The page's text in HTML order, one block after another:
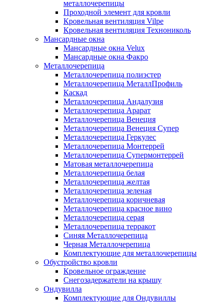
металлочерепицы
Проходной элемент для кровли
Кровельная вентиляция Vilpe
Кровельная вентиляция Технониколь
Мансардные окна
Мансардные окна Velux
Мансардные окна Факро
Металлочерепица
Металлочерепица полиэстер
Металлочерепица МеталлПрофиль
Каскад
Металлочерепица Андалузия
Металлочерепица Арарат
Металлочерепица Венеция
Металлочерепица Венеция Супер
Металлочерепица Геркулес
Металлочерепица Монтеррей
Металлочерепица Супермонтеррей
Матовая металлочерепица
Металлочерепица белая
Металлочерепица желтая
Металлочерепица зеленая
Металлочерепица коричневая
Металлочерепица красное вино
Металлочерепица серая
Металлочерепица терракот
Синяя Металлочерепица
Черная Металлочерепица
Комплектующие для металлочерепицы
Обустройство кровли
Кровельное ограждение
Снегозадержатели на крышу
Ондувилла
Комплектующие для Ондувиллы